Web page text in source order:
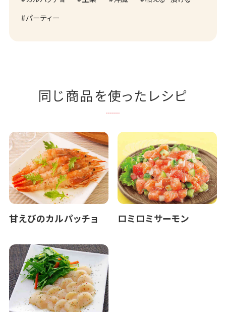
パーティー
同じ商品を使ったレシピ
甘えびのカルパッチョ ロミロミサーモン